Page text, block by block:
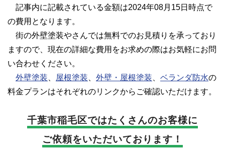
記事内に記載されている金額は2024年08月15日時点で
の費用となります。
街の外壁塗装やさんでは無料でのお見積りを承っており
ますので、現在の詳細な費用をお求めの際はお気軽にお問
い合わせください。
外壁塗装
屋根塗装 外壁・屋根塗装 ベランダ防水の
料金プランはそれぞれのリンクからご確認いただけます。
千葉市稲毛区ではたくさんのお客様に
ご依頼をいただいております！